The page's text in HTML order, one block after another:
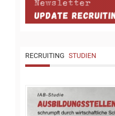
RECRUITING STUDIEN